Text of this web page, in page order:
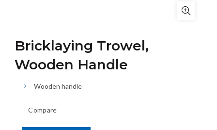
Bricklaying Trowel,
Wooden Handle
Wooden handle
Compare